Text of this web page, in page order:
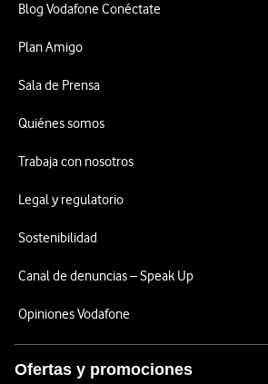
Blog Vodafone Conéctate
Plan Amigo
Sala de Prensa
Quiénes somos
Trabaja con nosotros
Legal y regulatorio
Sostenibilidad
Canal de denuncias – Speak Up
Opiniones Vodafone
Ofertas y promociones